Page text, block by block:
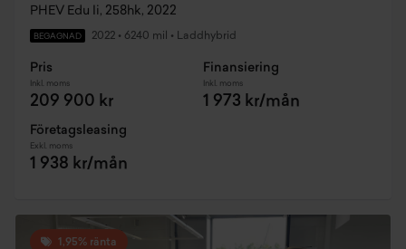
PHEV Edu Ii, 258hk, 2022
BEGAGNAD 2022 • 6240 mil • Laddhybrid
Pris
Inkl. moms
209 900 kr
Finansiering
Inkl. moms
1 973 kr/mån
Företagsleasing
Exkl. moms
1 938 kr/mån
1,95% ränta